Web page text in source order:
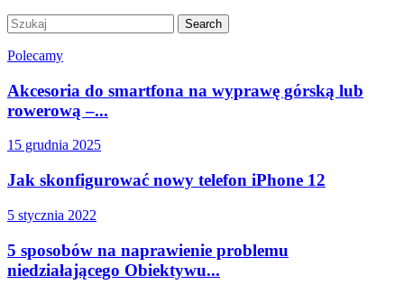
Polecamy
Akcesoria do smartfona na wyprawę górską lub
rowerową –...
15 grudnia 2025
Jak skonfigurować nowy telefon iPhone 12
5 stycznia 2022
5 sposobów na naprawienie problemu
niedziałającego Obiektywu...